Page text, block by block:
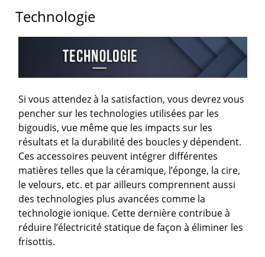
Technologie
Si vous attendez à la satisfaction, vous devrez vous
pencher sur les technologies utilisées par les
bigoudis, vue même que les impacts sur les
résultats et la durabilité des boucles y dépendent.
Ces accessoires peuvent intégrer différentes
matières telles que la céramique, l’éponge, la cire,
le velours, etc. et par ailleurs comprennent aussi
des technologies plus avancées comme la
technologie ionique. Cette dernière contribue à
réduire l’électricité statique de façon à éliminer les
frisottis.